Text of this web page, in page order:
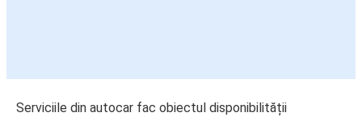
Serviciile din autocar fac obiectul disponibilității